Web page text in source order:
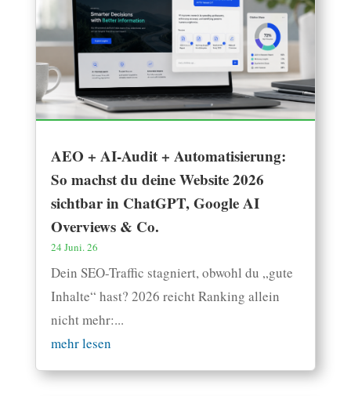
AEO + AI-Audit + Automatisierung:
So machst du deine Website 2026
sichtbar in ChatGPT, Google AI
Overviews & Co.
24 Juni. 26
Dein SEO-Traffic stagniert, obwohl du „gute
Inhalte“ hast? 2026 reicht Ranking allein
nicht mehr:...
mehr lesen